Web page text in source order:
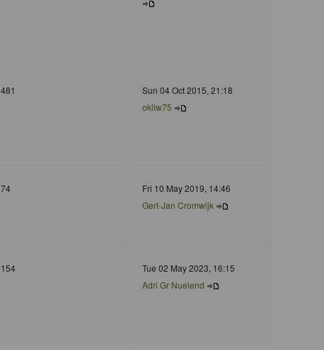
481
Sun 04 Oct 2015, 21:18
okliw75
74
Fri 10 May 2019, 14:46
Gert-Jan Cromwijk
154
Tue 02 May 2023, 16:15
Adri Gr Nuelend